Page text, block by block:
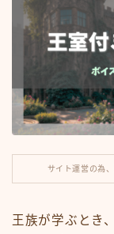
中二病
ナレーション
滑舌練習
運営note
サイト運営の為
王族が学ぶとき